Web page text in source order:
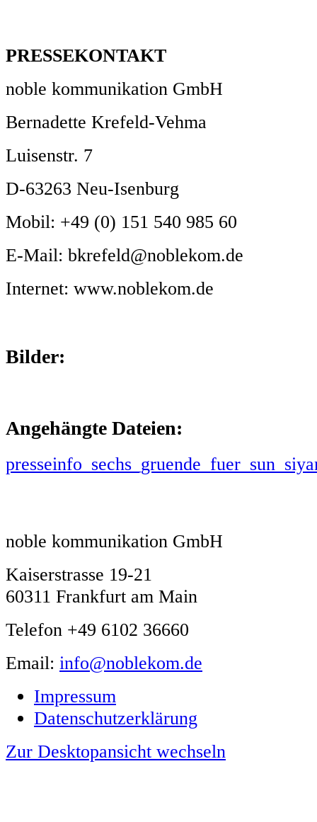
PRESSEKONTAKT
noble kommunikation GmbH
Bernadette Krefeld-Vehma
Luisenstr. 7
D-63263 Neu-Isenburg
Mobil: +49 (0) 151 540 985 60
E-Mail: bkrefeld@noblekom.de
Internet: www.noblekom.de
Bilder:
Angehängte Dateien:
noble kommunikation GmbH
Kaiserstrasse 19-21
60311 Frankfurt am Main
Telefon +49 6102 36660
Email: info@noblekom.de
Impressum
Datenschutzerklärung
Zur Desktopansicht wechseln